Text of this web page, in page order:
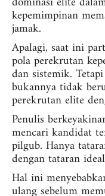
kepemimpinan
jamak.
Apalagi, saat ini
pola perekrutan
dan sistemik.
bukannya tidak
perekrutan elite
Penulis
mencari kandidat
pilgub. Hanya
dengan tataran
Hal ini
ulang sebelum